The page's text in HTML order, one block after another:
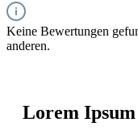
Keine Bewertungen
anderen.
Lorem